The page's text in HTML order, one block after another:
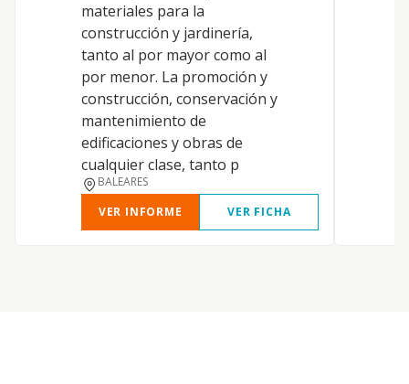
materiales para la
construcción y jardinería,
tanto al por mayor como al
por menor. La promoción y
construcción, conservación y
mantenimiento de
edificaciones y obras de
cualquier clase, tanto p
BALEARES
VER INFORME
VER FICHA